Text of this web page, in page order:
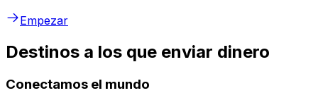
Empezar
Destinos a los que enviar dinero
Conectamos el mundo